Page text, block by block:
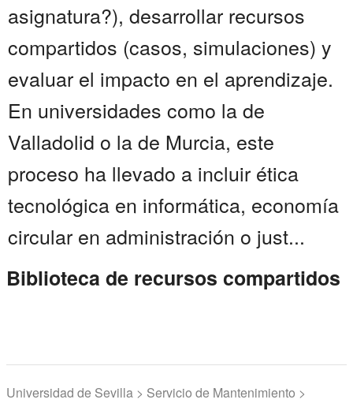
asignatura?), desarrollar recursos
compartidos (casos, simulaciones) y
evaluar el impacto en el aprendizaje.
En universidades como la de
Valladolid o la de Murcia, este
proceso ha llevado a incluir ética
tecnológica en informática, economía
circular en administración o just...
Biblioteca de recursos compartidos
Universidad de Sevilla > Servicio de Mantenimiento >